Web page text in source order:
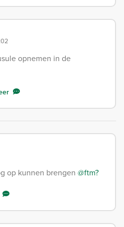
opnemen in de
op kunnen brengen @ftm?